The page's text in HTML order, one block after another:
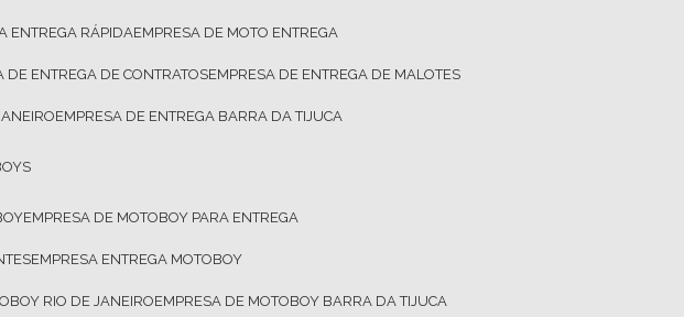
ENTREGA RÁPIDA EMPRESA DE MOTO ENTREGA
DE ENTREGA DE CONTRATOS EMPRESA DE ENTREGA DE MALOTES
EMPRESA DE ENTREGA BARRA DA TIJUCA
EMPRESA DE MOTOBOY PARA ENTREGA
EMPRESA ENTREGA MOTOBOY
RIO DE JANEIRO EMPRESA DE MOTOBOY BARRA DA TIJUCA